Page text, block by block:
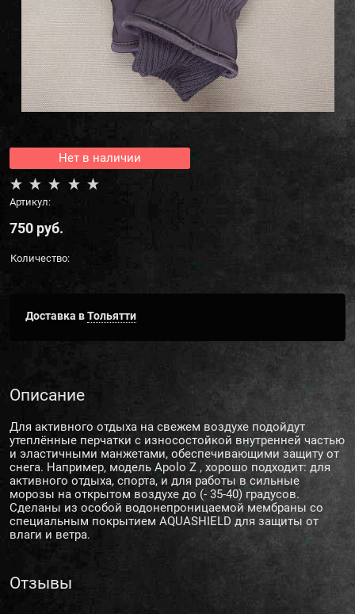
Нет в наличии
Артикул:
750 руб.
Количество:
Доставка вТольятти
Описание
Для активного отдыха на свежем воздухе подойдут
утеплённые перчатки с износостойкой внутренней частью
и эластичными манжетами, обеспечивающими защиту от
снега. Например, модель Apolo Z , хорошо подходит: для
активного отдыха, спорта, и для работы в сильные
морозы на открытом воздухе до (- 35-40) градусов.
Сделаны из особой водонепроницаемой мембраны со
специальным покрытием AQUASHIELD для защиты от
влаги и ветра.
Отзывы